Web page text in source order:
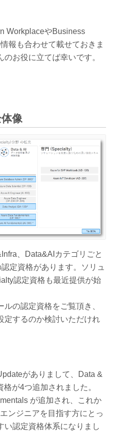
WorkplaceやBusiness
報も合わせて載せておきま
お役に立てば幸いです。
像
、Data&AIカテゴリごと
定資格があります。ソリュ
認定資格も最近提供が始
の認定資格をご覧頂き、
定するのか検討いただけれ
がありまして、Data &
が4つ追加されました。
が追加され、これか
ンジニアを目指す方にとっ
い認定資格体系になりまし